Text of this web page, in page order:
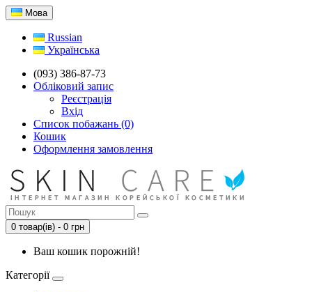
Мова
Russian
Українська
(093) 386-87-73
Обліковий запис
Реєстрація
Вхід
Список побажань (0)
Кошик
Оформлення замовлення
0 товар(ів) - 0 грн
Ваш кошик порожній!
Категорії